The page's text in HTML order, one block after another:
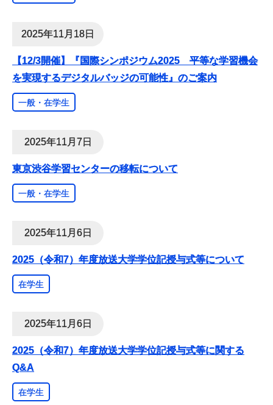
2025年11月18日
【12/3開催】『国際シンポジウム2025 平等な学習機会
を実現するデジタルバッジの可能性』のご案内
一般・在学生
2025年11月7日
東京渋谷学習センターの移転について
一般・在学生
2025年11月6日
2025（令和7）年度放送大学学位記授与式等について
在学生
2025年11月6日
2025（令和7）年度放送大学学位記授与式等に関する
Q&A
在学生